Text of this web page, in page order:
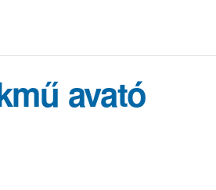
avató